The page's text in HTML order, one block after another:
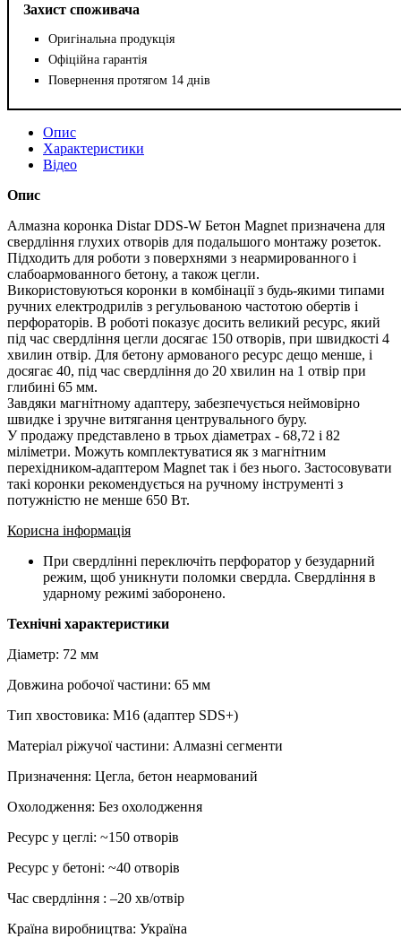
Захист споживача
Оригінальна продукція
Офіційна гарантія
Повернення протягом 14 днів
Опис
Характеристики
Відео
Опис
Алмазна коронка Distar DDS-W Бетон Magnet призначена для
свердління глухих отворів для подальшого монтажу розеток.
Підходить для роботи з поверхнями з неармированного і
слабоармованного бетону, а також цегли.
Використовуються коронки в комбінації з будь-якими типами
ручних електродрилів з регульованою частотою обертів і
перфораторів. В роботі показує досить великий ресурс, який
під час свердління цегли досягає 150 отворів, при швидкості 4
хвилин отвір. Для бетону армованого ресурс дещо менше, і
досягає 40, під час свердління до 20 хвилин на 1 отвір при
глибині 65 мм.
Завдяки магнітному адаптеру, забезпечується неймовірно
швидке і зручне витягання центрувального буру.
У продажу представлено в трьох діаметрах - 68,72 і 82
міліметри. Можуть комплектуватися як з магнітним
перехідником-адаптером Magnet так і без нього. Застосовувати
такі коронки рекомендується на ручному інструменті з
потужністю не менше 650 Вт.
Корисна інформація
При свердлінні переключіть перфоратор у безударний
режим, щоб уникнути поломки свердла. Свердління в
ударному режимі заборонено.
Технічні характеристики
Діаметр: 72 мм
Довжина робочої частини: 65 мм
Тип хвостовика: М16 (адаптер SDS+)
Матеріал ріжучої частини: Алмазні сегменти
Призначення: Цегла, бетон неармований
Охолодження: Без охолодження
Ресурс у цеглі: ~150 отворів
Ресурс у бетоні: ~40 отворів
Час свердління : –20 хв/отвір
Країна виробництва: Україна